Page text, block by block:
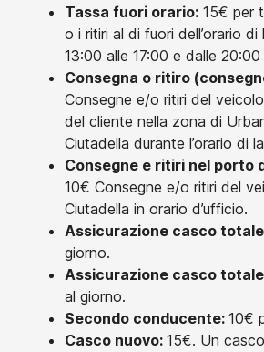
Tassa fuori orario: 15€ per
o i ritiri al di fuori dell’orario
13:00 alle 17:00 e dalle 20:00
Consegna o ritiro
Consegne e/o ritiri del veicolo
del cliente nella zona di
Ciutadella durante l’orario di
Consegne e ritiri nel porto
10€ Consegne e/o ritiri del
Ciutadella in orario d’ufficio.
Assicurazione casco totale
giorno.
Assicurazione casco totale
al giorno.
Secondo conducente: 10€
Casco nuovo: 15€. Un